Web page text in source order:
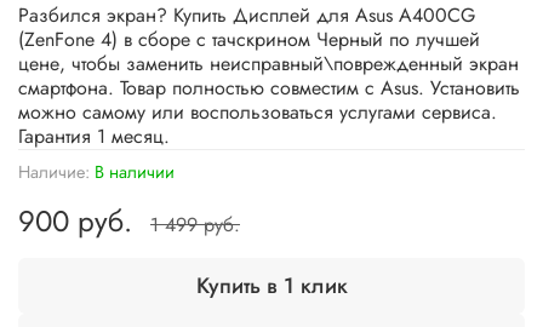
Наличие: В наличии
900 руб. 1 499 руб.
Купить в 1 клик
Разбился экран? Купить Дисплей для Asus A400CG
(ZenFone 4) в сборе с тачскрином Черный по лучшей
цене, чтобы заменить неисправный\поврежденный экран
смартфона. Товар полностью совместим с Asus. Установить
можно самому или воспользоваться услугами сервиса.
Гарантия 1 месяц.